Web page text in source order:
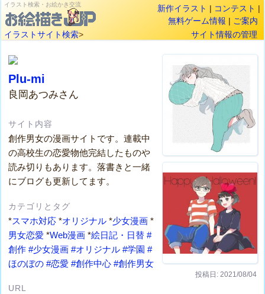
イラスト検索・お絵かき交流 新作イラスト | コンテスト |
無料ゲーム情報 | ご案内
イラストサイト検索> サイト情報の管理
投稿日: 2021/08/04
Plu-mi
良岡あつみさん
サイト内容
創作男女の漫画サイトです。連載中
の高校生の恋愛物他完結したものや
読み切りもあります。落書きと一緒
にブログも更新してます。
カテゴリとタグ
*スマホ対応 *オリジナル *少女漫画 *
男女恋愛 *Web漫画 *絵日記・日替 #
創作 #少女漫画 #オリジナル #学園 #
ほのぼの #恋愛 #創作中心 #創作男女
URL